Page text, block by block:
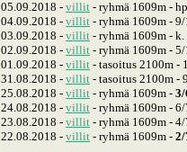
05.09.2018 - villit - ryhmä 1609m -
04.09.2018 - villit - ryhmä 1609m -
03.09.2018 - villit - ryhmä 1609m - k.
02.09.2018 - villit - ryhmä 1609m -
01.09.2018 - villit - tasoitus 2100m -
31.08.2018 - villit - tasoitus 2100m -
25.08.2018 - villit - ryhmä 1609m - 3/
24.08.2018 - villit - ryhmä 1609m -
23.08.2018 - villit - ryhmä 1609m -
22.08.2018 - villit - ryhmä 1609m - 2/